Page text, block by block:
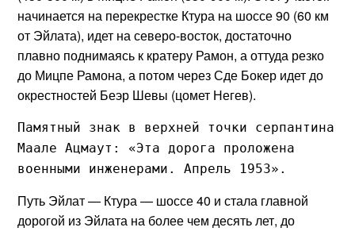
начинается на перекрестке Ктура на шоссе 90 (60 км
от Эйлата), идет на северо-восток, достаточно
плавно поднимаясь к кратеру Рамон, а оттуда резко
до Мицпе Рамона, а потом через Сде Бокер идет до
окрестностей Беэр Шевы (цомет Негев).
Памятный знак в верхней точки серпантина
Маале Ацмаут: «Эта дорога проложена
военными инженерами. Апрель 1953».
Путь Эйлат — Ктура — шоссе 40 и стала главной
дорогой из Эйлата на более чем десять лет, до